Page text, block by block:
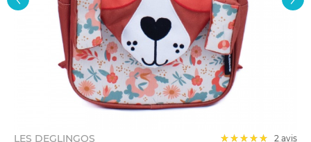
LES DEGLINGOS 2 avis